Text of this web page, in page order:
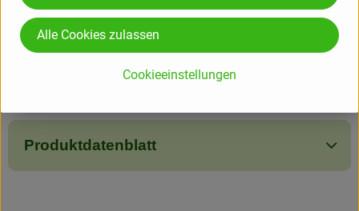
Produktinformationen
Produktdatenblatt
Cookieeinstellungen
Alle Cookies zulassen